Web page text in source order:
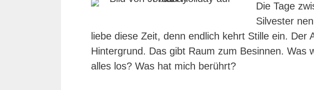
Die Tage
Silvester
liebe diese Zeit, denn endlich kehrt Stille ein. Der
Hintergrund. Das gibt Raum zum Besinnen. Was
alles los? Was hat mich berührt?